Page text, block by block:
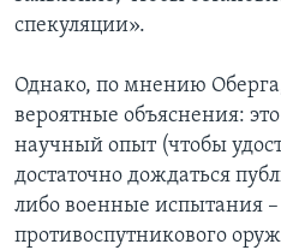
спекуляции».
Однако, по мнению
вероятные объяснения:
научный опыт (чтобы
достаточно дождаться
либо военные испытания –
противоспутникового